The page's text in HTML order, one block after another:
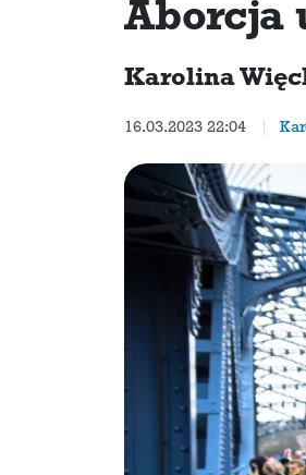
Aborcja
Karolina
16.03.2023 22:04